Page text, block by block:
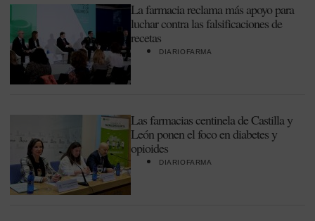
La farmacia reclama más apoyo para
luchar contra las falsificaciones de
recetas
DIARIOFARMA
Las farmacias centinela de Castilla y
León ponen el foco en diabetes y
opioides
DIARIOFARMA